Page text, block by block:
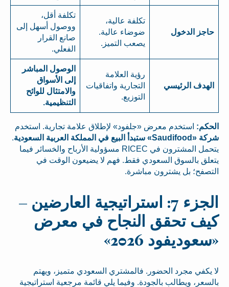
حاجز الدخول
تكلفة عالية،
ضوضاء عالية.
يصعب التميز.
تكلفة أقل،
ووصول أسهل إلى
صانع القرار
الفعلي.
الهدف الرئيسي
رؤية العلامة
التجارية واتفاقيات
التوزيع.
الوصول المباشر
إلى الأسواق
والامتثال للوائح
التنظيمية.
الحكم: استخدم معرض «جلفود» لإطلاق علامة تجارية. استخدم
شركة «Saudifood» ستبدأ البيع في المملكة العربية السعودية
.
يتحمل المشترون في RICEC مسؤولية الأرباح والخسائر فيما
يتعلق بالسوق السعودي فقط. فهم لا يضيعون الوقت في
التصفح؛ بل يشترون مباشرة.
الجزء 7: استراتيجية العارضين –
كيف تحقق النجاح في معرض
«سعوديفود 2026»
لا يكفي مجرد الحضور. فالمشتري السعودي متميز، ويهتم
بالسعر، ويطالب بالجودة. وفيما يلي قائمة مرجعية استراتيجية